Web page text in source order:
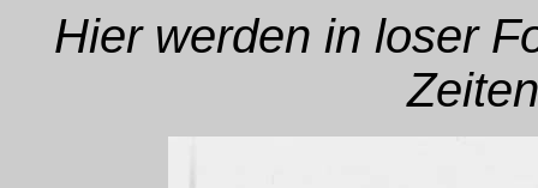
Hier werden in loser